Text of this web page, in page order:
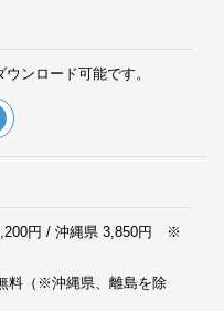
ンロード可能です。
円 / 沖縄県 3,850円 ※
料（※沖縄県、離島を除